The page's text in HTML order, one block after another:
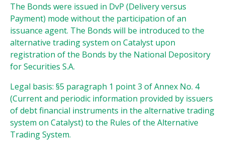
The Bonds were issued in DvP (Delivery versus
Payment) mode without the participation of an
issuance agent. The Bonds will be introduced to the
alternative trading system on Catalyst upon
registration of the Bonds by the National Depository
for Securities S.A.
Legal basis: §5 paragraph 1 point 3 of Annex No. 4
(Current and periodic information provided by issuers
of debt financial instruments in the alternative trading
system on Catalyst) to the Rules of the Alternative
Trading System.